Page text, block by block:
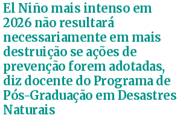
El Niño mais intenso em
2026 não resultará
necessariamente em mais
destruição se ações de
prevenção forem adotadas,
diz docente do Programa de
Pós-Graduação em Desastres
Naturais